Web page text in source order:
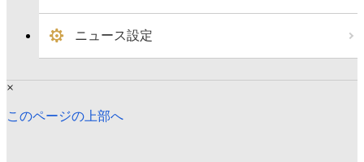
ニュース設定
×
このページの上部へ